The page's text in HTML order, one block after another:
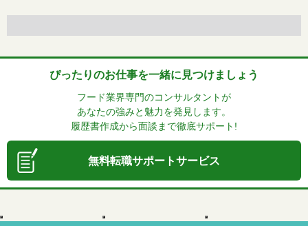
ぴったりのお仕事を一緒に見つけましょう
フード業界専門のコンサルタントが
あなたの強みと魅力を発見します。
履歴書作成から面談まで徹底サポート!
無料転職サポートサービス